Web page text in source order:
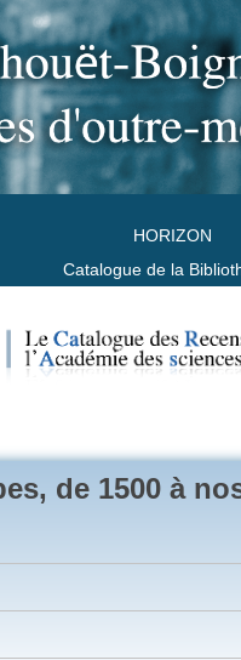
HORIZON
Catalogue de la
de 1500 à